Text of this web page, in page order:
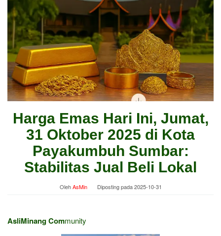
Harga Emas Hari Ini, Jumat,
31 Oktober 2025 di Kota
Payakumbuh Sumbar:
Stabilitas Jual Beli Lokal
OlehAsMin Diposting pada2025-10-31
AsliMinang Community